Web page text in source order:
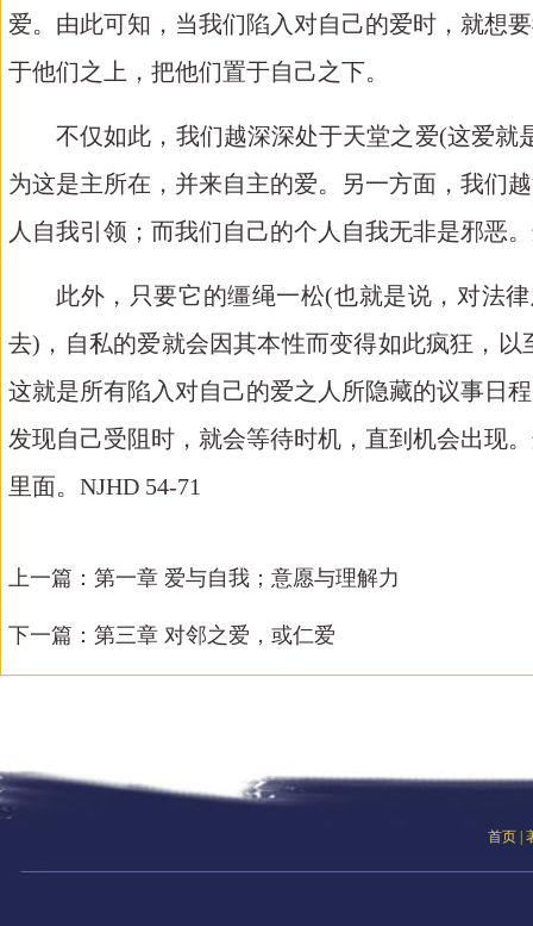
爱。由此可知，当我们陷入对自己的爱时，就想
于他们之上，把他们置于自己之下。
不仅如此，我们越深深处于天堂之爱(这爱就
为这是主所在，并来自主的爱。另一方面，我们
人自我引领；而我们自己的个人自我无非是邪恶
此外，只要它的缰绳一松(也就是说，对法
去)，自私的爱就会因其本性而变得如此疯狂，
这就是所有陷入对自己的爱之人所隐藏的议事日
发现自己受阻时，就会等待时机，直到机会出现
里面。NJHD 54-71
上一篇： 第一章 爱与自我；意愿与理解力
下一篇： 第三章 对邻之爱，或仁爱
首页